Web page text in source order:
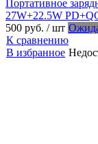
Портативное
27W+22.5W
500 руб. / шт
К сравнению
В избранное